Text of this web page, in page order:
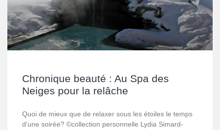
Chronique beauté : Au Spa des
Neiges pour la relâche
Quoi de mieux que de relaxer sous les étoiles le temps
d’une soirée? ©collection personnelle Lydia Simard-